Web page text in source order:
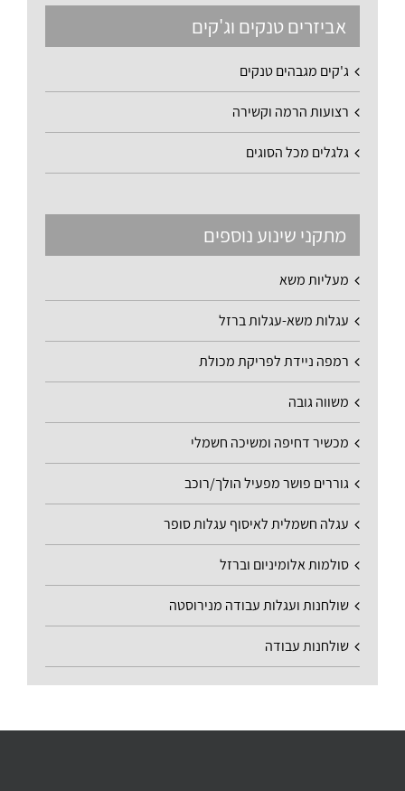
אביזרים טנקים וג'קים
ג'קים מגבהים טנקים
רצועות הרמה וקשירה
גלגלים מכל הסוגים
מתקני שינוע נוספים
מעליות משא
עגלות משא-עגלות ברזל
רמפה ניידת לפריקת מכולת
משווה גובה
מכשיר דחיפה ומשיכה חשמלי
גוררים פושר מפעיל הולך/רוכב
עגלה חשמלית לאיסוף עגלות סופר
סולמות אלומיניום וברזל
שולחנות ועגלות עבודה מנירוסטה
שולחנות עבודה